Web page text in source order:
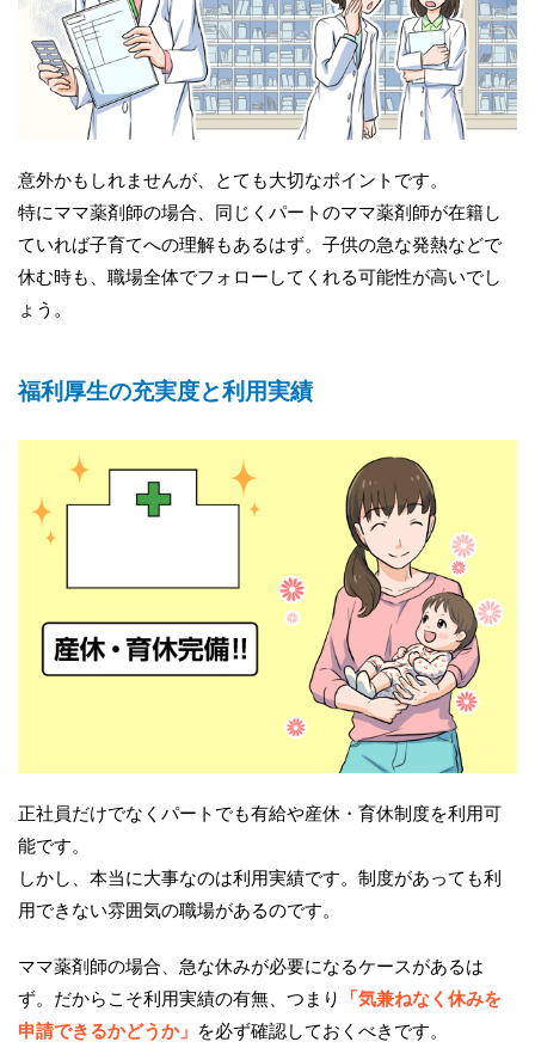
意外かもしれませんが、とても大切なポイントです。
特にママ薬剤師の場合、同じくパートのママ薬剤師が在籍し
ていれば子育てへの理解もあるはず。子供の急な発熱などで
休む時も、職場全体でフォローしてくれる可能性が高いでし
ょう。
福利厚生の充実度と利用実績
正社員だけでなくパートでも有給や産休・育休制度を利用可
能です。
しかし、本当に大事なのは利用実績です。制度があっても利
用できない雰囲気の職場があるのです。
ママ薬剤師の場合、急な休みが必要になるケースがあるは
ず。だからこそ利用実績の有無、つまり
「気兼ねなく休みを
申請できるかどうか」 を必ず確認しておくべきです。